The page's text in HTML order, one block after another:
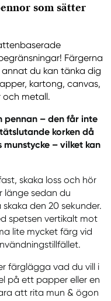
som sätter
Färgerna
du kan tänka dig
kartong, canvas,
och metall.
pennan – den får inte
korken då
– vilket kan
skaka loss och hör
länge sedan du
den 20 sekunder.
spetsen vertikalt mot
lite mycket färg vid
färglägga vad du vill i
på ett papper eller en
att rita mun & ögon